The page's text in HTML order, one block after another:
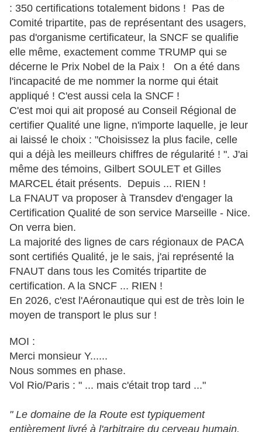
: 350 certifications totalement bidons ! Pas de
Comité tripartite, pas de représentant des usagers,
pas d'organisme certificateur, la SNCF se qualifie
elle même, exactement comme TRUMP qui se
décerne le Prix Nobel de la Paix ! On a été dans
l'incapacité de me nommer la norme qui était
appliqué ! C'est aussi cela la SNCF !
C'est moi qui ait proposé au Conseil Régional de
certifier Qualité une ligne, n'importe laquelle, je leur
ai laissé le choix : "Choisissez la plus facile, celle
qui a déjà les meilleurs chiffres de régularité ! ". J'ai
même des témoins, Gilbert SOULET et Gilles
MARCEL était présents. Depuis ... RIEN !
La FNAUT va proposer à Transdev d'engager la
Certification Qualité de son service Marseille - Nice.
On verra bien.
La majorité des lignes de cars régionaux de PACA
sont certifiés Qualité, je le sais, j'ai représenté la
FNAUT dans tous les Comités tripartite de
certification. A la SNCF ... RIEN !
En 2026, c'est l'Aéronautique qui est de très loin le
moyen de transport le plus sur !
MOI :
M‌erci monsieur Y......
Nous sommes en phase.
Vol Rio/Paris : " ... mais c'était trop tard ..."
" Le domaine de la Route est typiquement
entièrement livré à l'arbitraire du cerveau humain.